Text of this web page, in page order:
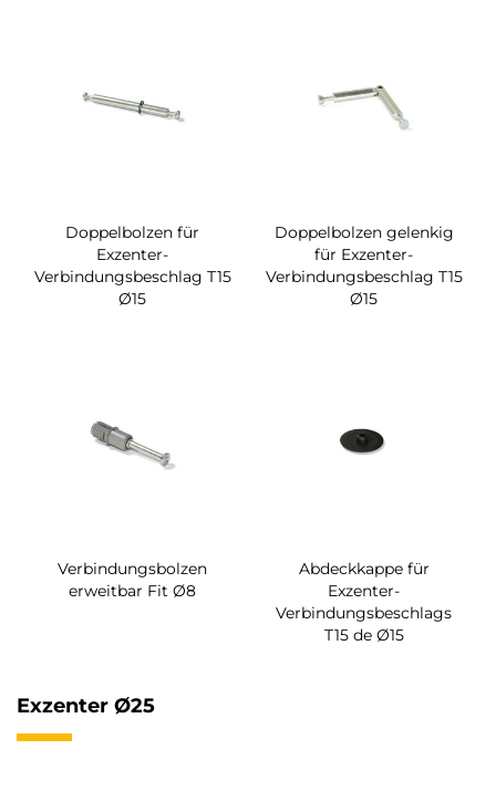
Doppelbolzen für
Exzenter-
Verbindungsbeschlag T15
Ø15
Doppelbolzen gelenkig
für Exzenter-
Verbindungsbeschlag T15
Ø15
Verbindungsbolzen
erweitbar Fit Ø8
Abdeckkappe für
Exzenter-
Verbindungsbeschlags
T15 de Ø15
Exzenter Ø25